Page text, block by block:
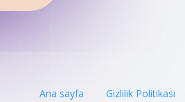
Ana sayfa Gizlilik Politikası